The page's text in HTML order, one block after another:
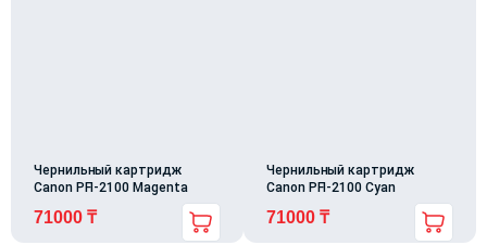
Чернильный картридж
Canon PFI-2100 Magenta
71000 ₸
Чернильный картридж
Canon PFI-2100 Cyan
71000 ₸